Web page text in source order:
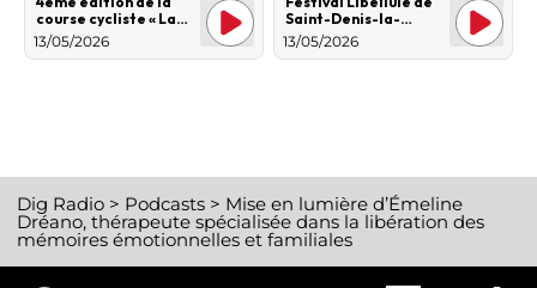
course cycliste « La
Route Vendéenne »
13/05/2026
Saint-Denis-la-
Chevasse, un
événement familial
13/05/2026
Dig Radio > Podcasts > Mise en lumière d’Émeline
Dréano, thérapeute spécialisée dans la libération des
mémoires émotionnelles et familiales